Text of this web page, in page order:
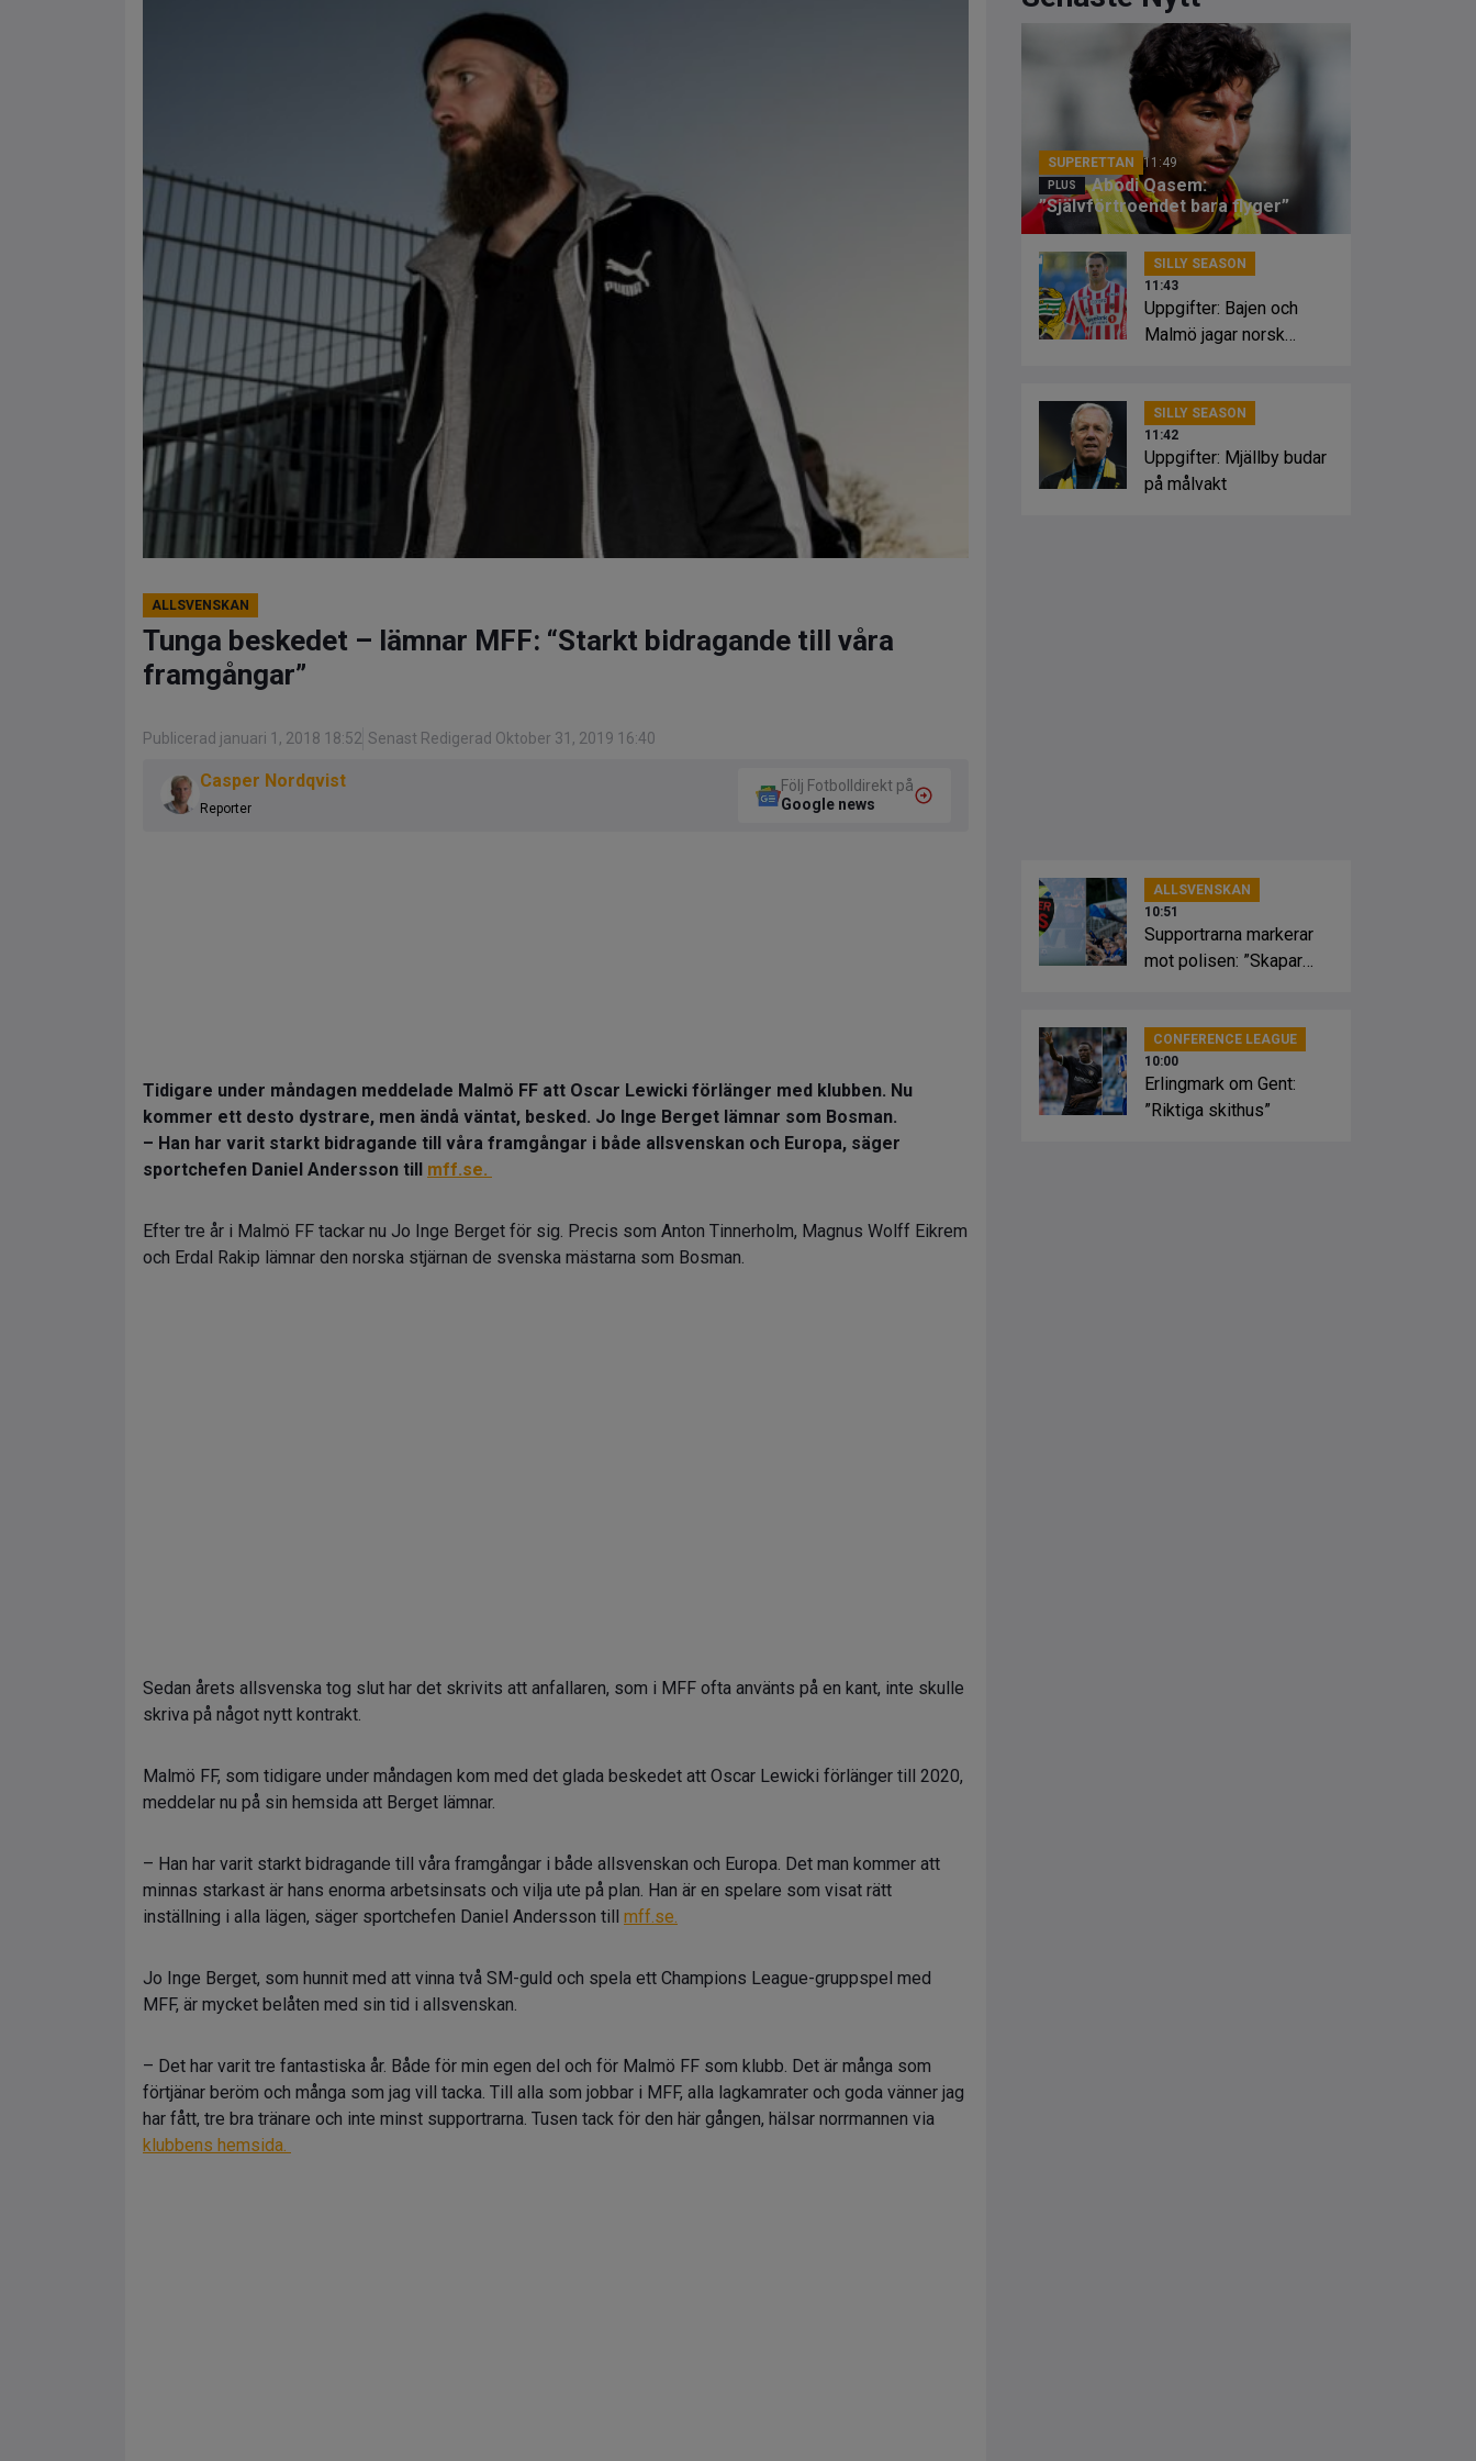
ALLSVENSKAN
Tunga beskedet – lämnar MFF: “Starkt bidragande till våra
framgångar”
Publicerad januari 1, 2018 18:52 Senast Redigerad Oktober 31, 2019 16:40
Casper Nordqvist
Reporter
Följ Fotbolldirekt på
Google news
Tidigare under måndagen meddelade Malmö FF att Oscar Lewicki förlänger med klubben. Nu
kommer ett desto dystrare, men ändå väntat, besked. Jo Inge Berget lämnar som Bosman.
– Han har varit starkt bidragande till våra framgångar i både allsvenskan och Europa, säger
sportchefen Daniel Andersson till mff.se.
Efter tre år i Malmö FF tackar nu Jo Inge Berget för sig. Precis som Anton Tinnerholm, Magnus Wolff Eikrem
och Erdal Rakip lämnar den norska stjärnan de svenska mästarna som Bosman.
Sedan årets allsvenska tog slut har det skrivits att anfallaren, som i MFF ofta använts på en kant, inte skulle
skriva på något nytt kontrakt.
Malmö FF, som tidigare under måndagen kom med det glada beskedet att Oscar Lewicki förlänger till 2020,
meddelar nu på sin hemsida att Berget lämnar.
– Han har varit starkt bidragande till våra framgångar i både allsvenskan och Europa. Det man kommer att
minnas starkast är hans enorma arbetsinsats och vilja ute på plan. Han är en spelare som visat rätt
inställning i alla lägen, säger sportchefen Daniel Andersson till mff.se.
Jo Inge Berget, som hunnit med att vinna två SM-guld och spela ett Champions League-gruppspel med
MFF, är mycket belåten med sin tid i allsvenskan.
– Det har varit tre fantastiska år. Både för min egen del och för Malmö FF som klubb. Det är många som
förtjänar beröm och många som jag vill tacka. Till alla som jobbar i MFF, alla lagkamrater och goda vänner jag
har fått, tre bra tränare och inte minst supportrarna. Tusen tack för den här gången, hälsar norrmannen via
klubbens hemsida.
SUPERETTAN 11:49
Abodi Qasem:
”Självförtroendet bara flyger”
SILLY SEASON
11:43
Uppgifter: Bajen och
Malmö jagar norsk
SILLY SEASON
11:42
Uppgifter: Mjällby budar
på målvakt
ALLSVENSKAN
10:51
Supportrarna markerar
mot polisen: ”Skapar
CONFERENCE LEAGUE
10:00
Erlingmark om Gent:
”Riktiga skithus”